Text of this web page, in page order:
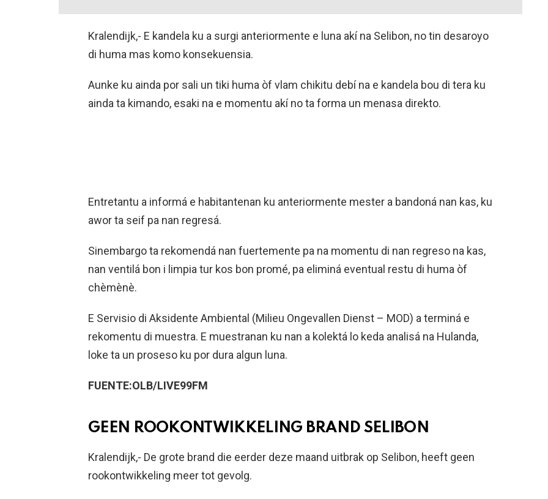
Kralendijk,- E kandela ku a surgi anteriormente e luna akí na Selibon, no tin desaroyo
di huma mas komo konsekuensia.
Aunke ku ainda por sali un tiki huma òf vlam chikitu debí na e kandela bou di tera ku
ainda ta kimando, esaki na e momentu akí no ta forma un menasa direkto.
Entretantu a informá e habitantenan ku anteriormente mester a bandoná nan kas, ku
awor ta seif pa nan regresá.
Sinembargo ta rekomendá nan fuertemente pa na momentu di nan regreso na kas,
nan ventilá bon i limpia tur kos bon promé, pa eliminá eventual restu di huma òf
chèmènè.
E Servisio di Aksidente Ambiental (Milieu Ongevallen Dienst – MOD) a terminá e
rekomentu di muestra. E muestranan ku nan a kolektá lo keda analisá na Hulanda,
loke ta un proseso ku por dura algun luna.
FUENTE:OLB/LIVE99FM
GEEN ROOKONTWIKKELING BRAND SELIBON
Kralendijk,- De grote brand die eerder deze maand uitbrak op Selibon, heeft geen
rookontwikkeling meer tot gevolg.